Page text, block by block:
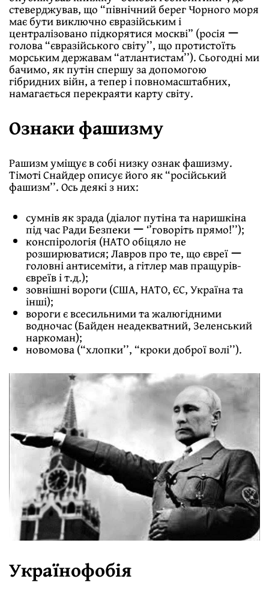
стеверджував, що “північний берег Чорного моря
має бути виключно євразійським і
централізовано підкорятися москві” (росія ー
голова “євразійського світу’’, що протистоїть
морським державам “атлантистам’’). Сьогодні ми
бачимо, як путін спершу за допомогою
гібридних війн, а тепер і повномасштабних,
намагається перекраяти карту світу.
Ознаки фашизму
Рашизм уміщує в собі низку ознак фашизму.
Тімоті Снайдер описує його як “російський
фашизм’’. Ось деякі з них:
сумнів як зрада (діалог путіна та наришкіна
під час Ради Безпеки ー ‘’говоріть прямо!’’);
конспірологія (НАТО обіцяло не
розширюватися; Лавров про те, що євреї ー
головні антисеміти, а гітлер мав пращурів-
євреїв і т.д.);
зовнішні вороги (США, НАТО, ЄС, Україна та
інші);
вороги є всесильними та жалюгідними
водночас (Байден неадекватний, Зеленський
наркоман);
новомова (“хлопки’’, “кроки доброї волі’’).
Українофобія